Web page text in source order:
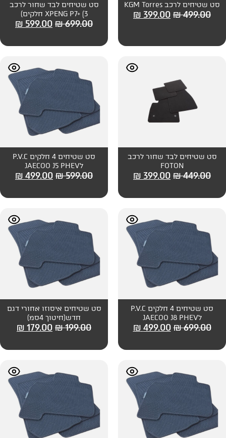
₪
סט שטיחים לבד שחור לרכב
XPENG P7+ (3 חלקים)
599.00
₪
לרכב
₪
סט שטיחים 4 חלקים P.V.C
599.00
499.00
₪
סט שטיחים 4 חלקים P.V.C
₪
סט שטיחים איסוזו אחורי דגם
חדש(חיטוך 4סמ)
199.00
₪